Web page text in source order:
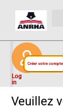
Log
in
Créer votre compte
Veuillez